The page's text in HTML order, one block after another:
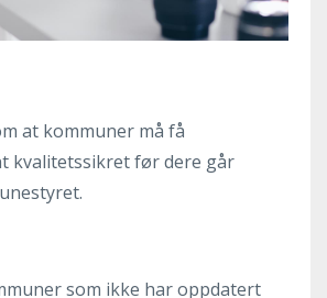
at kommuner må få
kvalitetssikret før dere går
som ikke har oppdatert